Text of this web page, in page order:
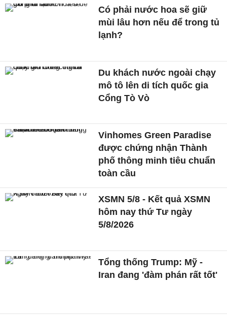
Có phải nước hoa sẽ giữ
mùi lâu hơn nếu để trong tủ
lạnh?
Du khách nước ngoài chạy
mô tô lên di tích quốc gia
Cổng Tò Vò
Vinhomes Green Paradise
được chứng nhận Thành
phố thông minh tiêu chuẩn
toàn cầu
XSMN 5/8 - Kết quả XSMN
hôm nay thứ Tư ngày
5/8/2026
Tổng thống Trump: Mỹ -
Iran đang 'đàm phán rất tốt'